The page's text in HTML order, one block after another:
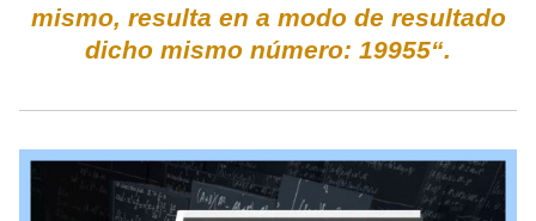
mismo, resulta en a modo de resultado
dicho mismo número: 19955“.